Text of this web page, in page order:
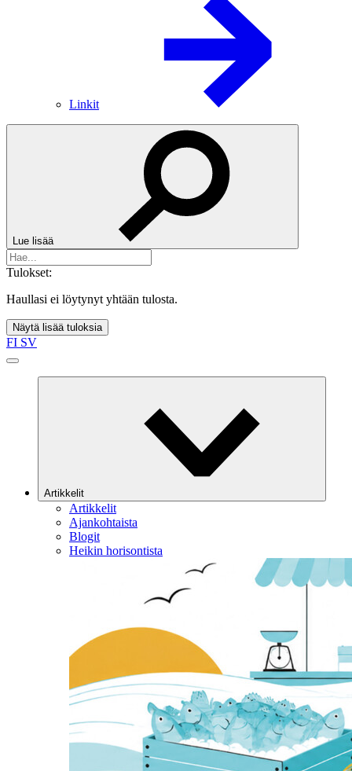
Linkit
Lue lisää
Tulokset:
Haullasi ei löytynyt yhtään tulosta.
Näytä lisää tuloksia
FI SV
Artikkelit
Artikkelit
Ajankohtaista
Blogit
Heikin horisontista